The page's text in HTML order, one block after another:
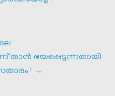
ഭയപ്പെടുന്നതായി
! →